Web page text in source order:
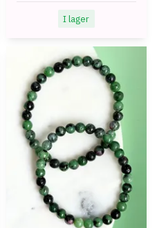
I lager